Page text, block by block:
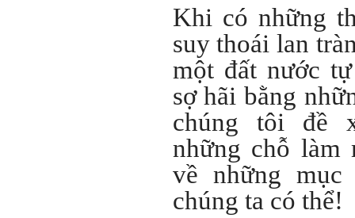
Khi có những
suy thoái lan
một đất nước
sợ hãi bằng
chúng tôi đề
những chỗ
về những mục
chúng ta có thể!